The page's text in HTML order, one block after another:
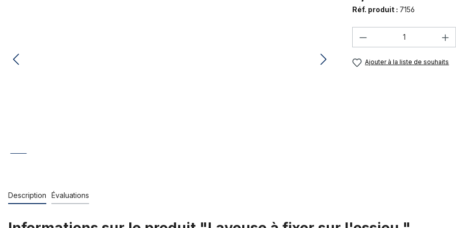
Réf. produit : 7156
Quantité de
Ajouter à la liste de souhaits
Description Évaluations